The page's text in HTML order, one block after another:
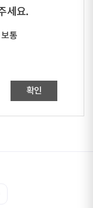
세요.
보통
확인